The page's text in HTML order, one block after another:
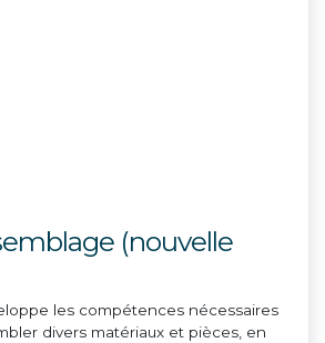
(nouvelle
les compétences nécessaires
divers matériaux et pièces, en